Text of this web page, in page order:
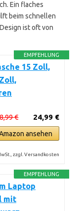
Ein flaches
beim schnellen
ist oft von
EMPFEHLUNG
15 Zoll,
24,99 €
€
ansehen
zzgl. Versandkosten
EMPFEHLUNG
Laptop
mit